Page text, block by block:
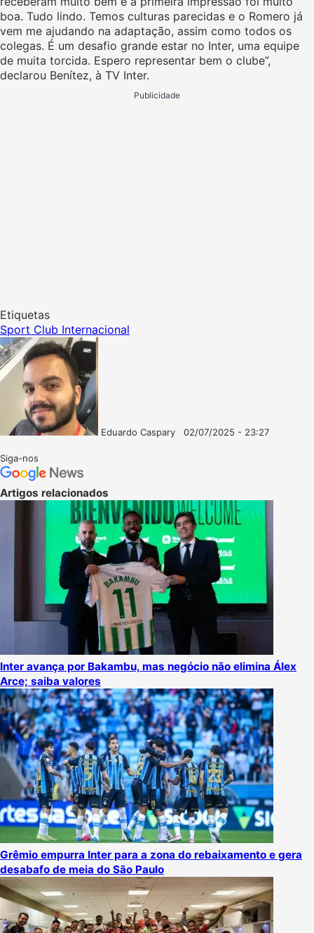
boa. Tudo lindo. Temos culturas parecidas e o Romero já
vem me ajudando na adaptação, assim como todos os
colegas. É um desafio grande estar no Inter, uma equipe
de muita torcida. Espero representar bem o clube”,
declarou Benítez, à TV Inter.
Publicidade
Etiquetas
Sport Club Internacional
Eduardo Caspary
02/07/2025 - 23:27
Siga-nos
Artigos relacionados
Inter avança por Bakambu, mas negócio não elimina Álex
Arce; saiba valores
Grêmio empurra Inter para a zona do rebaixamento e gera
desabafo de meia do São Paulo